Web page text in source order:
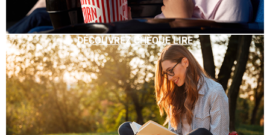
DÉCOUVREZ CHÈQUE LIRE